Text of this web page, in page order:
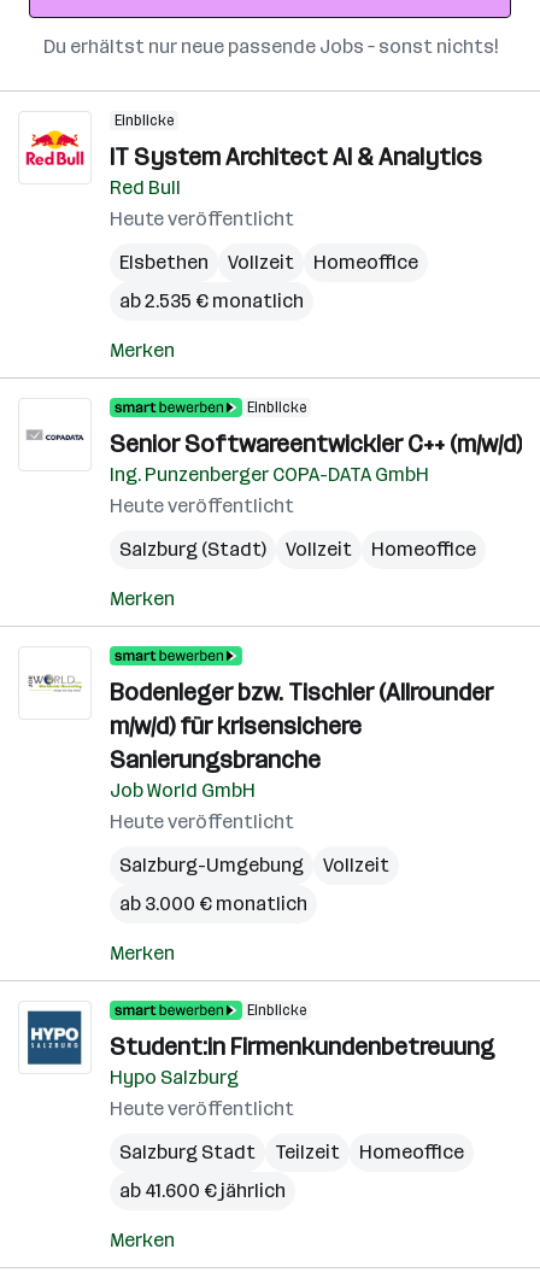
Du erhältst nur neue passende Jobs – sonst nichts!
Einblicke
IT System Architect AI & Analytics
Red Bull
Heute veröffentlicht
Elsbethen
Vollzeit
Homeoffice
ab 2.535 € monatlich
Merken
Einblicke
Senior Softwareentwickler C++ (m/w/d)
Ing. Punzenberger COPA-DATA GmbH
Heute veröffentlicht
Salzburg (Stadt)
Vollzeit Homeoffice
Merken
Bodenleger bzw. Tischler (Allrounder
m/w/d) für krisensichere
Sanierungsbranche
Job World GmbH
Heute veröffentlicht
Salzburg-Umgebung
Vollzeit
ab 3.000 € monatlich
Merken
Einblicke
Student:in Firmenkundenbetreuung
Hypo Salzburg
Heute veröffentlicht
Salzburg Stadt
Teilzeit
Homeoffice
ab 41.600 € jährlich
Merken